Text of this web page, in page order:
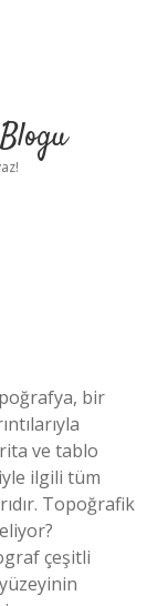
bir
ve tablo
ilgili tüm
Topoğrafik
çeşitli